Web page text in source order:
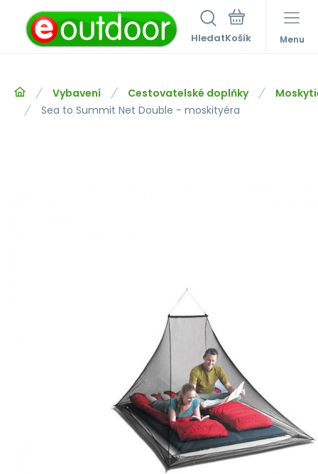
Hledat Menu
Vybavení Cestovatelské doplňky
Sea to Summit Net Double - moskityéra